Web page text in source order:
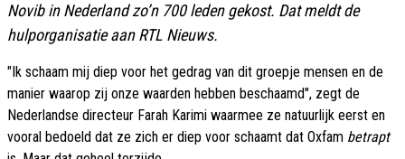
Novib in Nederland zo’n 700 leden gekost. Dat meldt de
hulporganisatie aan RTL Nieuws.
"Ik schaam mij diep voor het gedrag van dit groepje mensen en de
manier waarop zij onze waarden hebben beschaamd", zegt de
Nederlandse directeur Farah Karimi waarmee ze natuurlijk eerst en
vooral bedoeld dat ze zich er diep voor schaamt dat Oxfam betrapt